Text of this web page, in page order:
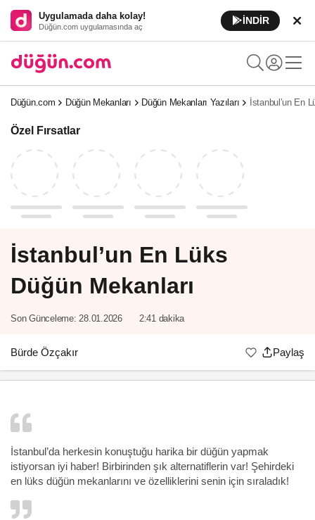
Uygulamada daha kolay!
Düğün.com uygulamasında aç
İNDİR
Düğün.com Düğün Mekanları Düğün Mekanları Yazıları İstanbul’un En
Özel Fırsatlar
İstanbul’un En Lüks
Düğün Mekanları
Son Günceleme: 28.01.2026 2:41 dakika
Bürde Özçakır Paylaş
İstanbul’da herkesin konuştuğu harika bir düğün yapmak
istiyorsan iyi haber! Birbirinden şık alternatiflerin var! Şehirdeki
en lüks düğün mekanlarını ve özelliklerini senin için sıraladık!